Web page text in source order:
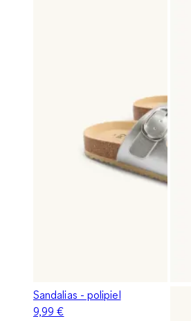
Sandalias - polipiel
9,99 €